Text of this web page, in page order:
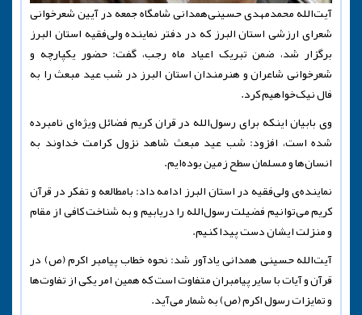
آیت‌الله محمدمهدی حسینی‌همدانی شامگاه جمعه در آیین شعرخوانی
شعرای ارزشی استان البرز که در دفتر نماینده ولی‌فقیه استان البرز
برگزار شد، ضمن تبریک اعیاد ماه رجب، گفت: حضور یکپارچه و
شعرخوانی شاعران و هنرمندان استان البرز در شب عید مبعث را به
فال نیک‌خواهیم کرد.
وی بابیان اینکه برای رسول‌الله در قران کریم فضائل ویژه‌ای نامبرده
شده است، افزود: شب عید مبعث شاهد نزول کرامت خداوند به
انسان‌ها و مسلمان سطح زمین بوده‌ایم.
نماینده‌ی ولی‌فقیه در استان البرز ادامه داد: بامطالعه و تفکر در قرآن
کریم می‌توانیم فضیلت رسول‌الله را دریابیم و به شناخت کافی از مقام
و منزلت ایشان دست پیدا کنیم.
آیت‌الله حسینی همدانی یادآور شد: نحوه خطاب پیامبر اکرم (ص) در
قرآن و آیات با سایر پیامبران متفاوت است که همین امر یکی از تفاوت‌ها
و تمایزات رسول اکرم (ص) به شمار می‌آید.